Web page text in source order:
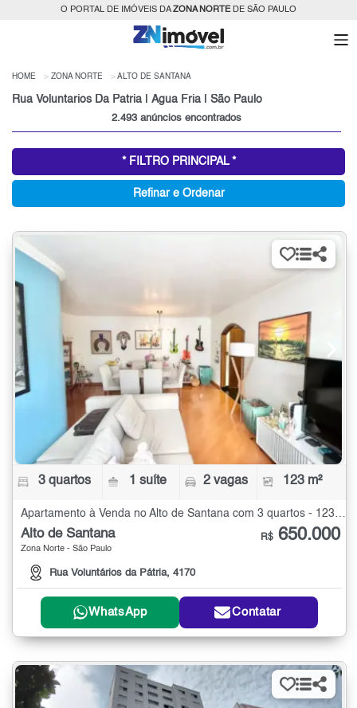
O PORTAL DE IMÓVEIS DAZONA NORTEDE SÃO PAULO
HOME ZONA NORTE ALTO DE SANTANA
Rua Voluntarios Da Patria | Água Fria | São Paulo
2.493 anúncios encontrados
* FILTRO PRINCIPAL *
Refinar e Ordenar
3 quartos 1 suíte 2 vagas 123 m²
Apartamento à Venda no Alto de Santana com 3 quartos - 123 m²
Alto de Santana
Zona Norte - São Paulo
Rua Voluntários da Pátria, 4170
R$ 650.000
WhatsApp Contatar